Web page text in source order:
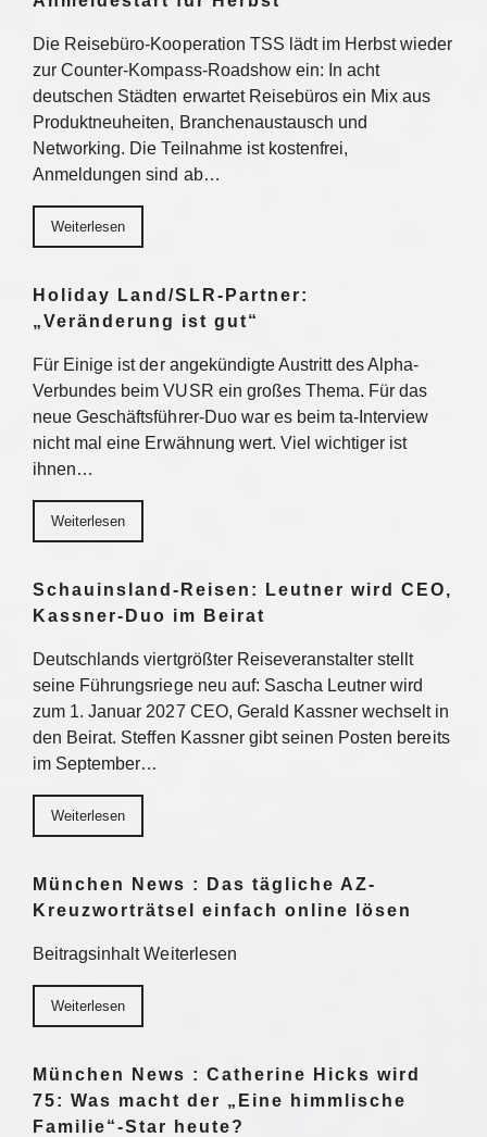
Die Reisebüro-Kooperation TSS lädt im Herbst wieder
zur Counter-Kompass-Roadshow ein: In acht
deutschen Städten erwartet Reisebüros ein Mix aus
Produktneuheiten, Branchenaustausch und
Networking. Die Teilnahme ist kostenfrei,
Anmeldungen sind ab…
Weiterlesen
Holiday Land/SLR-Partner:
„Veränderung ist gut“
Für Einige ist der angekündigte Austritt des Alpha-
Verbundes beim VUSR ein großes Thema. Für das
neue Geschäftsführer-Duo war es beim ta-Interview
nicht mal eine Erwähnung wert. Viel wichtiger ist
ihnen…
Weiterlesen
Schauinsland-Reisen: Leutner wird CEO,
Kassner-Duo im Beirat
Deutschlands viertgrößter Reiseveranstalter stellt
seine Führungsriege neu auf: Sascha Leutner wird
zum 1. Januar 2027 CEO, Gerald Kassner wechselt in
den Beirat. Steffen Kassner gibt seinen Posten bereits
im September…
Weiterlesen
München News : Das tägliche AZ-
Kreuzworträtsel einfach online lösen
Beitragsinhalt Weiterlesen
Weiterlesen
München News : Catherine Hicks wird
75: Was macht der „Eine himmlische
Familie“-Star heute?